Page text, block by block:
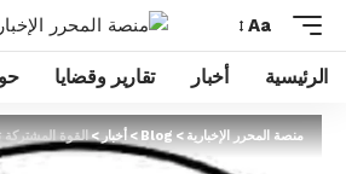
Aa
الرئيسية أخبار تقارير وقضايا
منصة المحرر الإخبارية>
Blog
>أخبار> القوة